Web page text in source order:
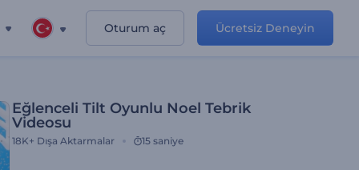
Oturum aç Ücretsiz Deneyin
Eğlenceli Tilt Oyunlu Noel Tebrik
Videosu
18K+ Dışa Aktarmalar 15 saniye